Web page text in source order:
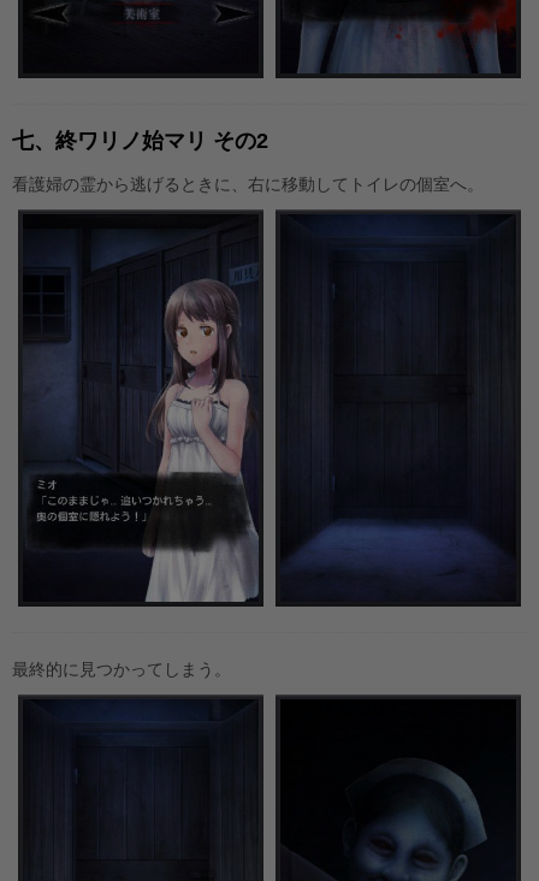
七、終ワリノ始マリ その2
看護婦の霊から逃げるときに、右に移動してトイレの個室へ。
最終的に見つかってしまう。